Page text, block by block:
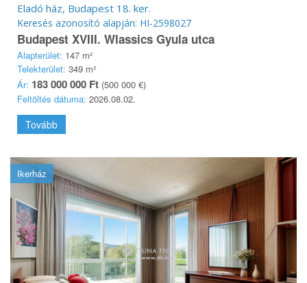
Eladó ház, Budapest 18. ker.
Keresés azonosító alapján: HI-2598027
Budapest XVIII. Wlassics Gyula utca
Alapterület: 147 m²
Telekterület: 349 m²
Ár: 183 000 000 Ft (500 000 €)
Feltöltés dátuma: 2026.08.02.
Tovább
Ikerház